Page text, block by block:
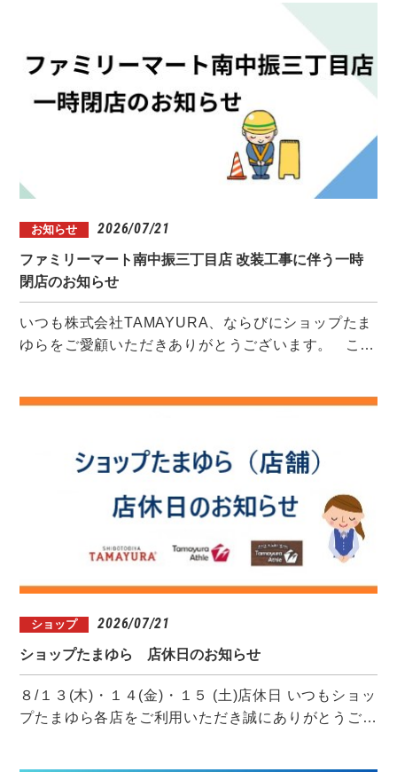
お知らせ 2026/07/21
ファミリーマート南中振三丁目店 改装工事に伴う一時
閉店のお知らせ
いつも株式会社TAMAYURA、ならびにショップたま
ゆらをご愛顧いただきありがとうございます。 こ…
ショップ 2026/07/21
ショップたまゆら 店休日のお知らせ
８/１３(木)・１４(金)・１５ (土)店休日 いつもショッ
プたまゆら各店をご利用いただき誠にありがとうご…